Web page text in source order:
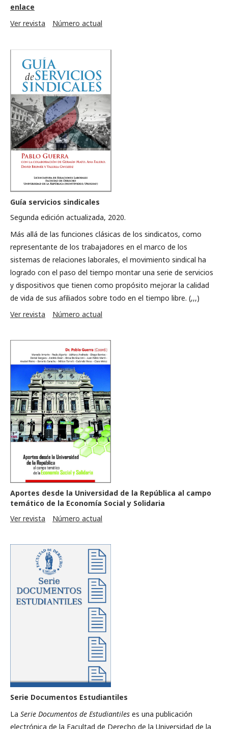
enlace
Ver revista
Número actual
Guía servicios sindicales
Segunda edición actualizada, 2020.
Más allá de las funciones clásicas de los sindicatos, como
representante de los trabajadores en el marco de los
sistemas de relaciones laborales, el movimiento sindical ha
logrado con el paso del tiempo montar una serie de servicios
y dispositivos que tienen como propósito mejorar la calidad
de vida de sus afiliados sobre todo en el tiempo libre. (,,,)
Ver revista
Número actual
Aportes desde la Universidad de la República al campo
temático de la Economía Social y Solidaria
Ver revista
Número actual
Serie Documentos Estudiantiles
La Serie Documentos de Estudiantiles es una publicación
electrónica de la Facultad de Derecho de la Universidad de la